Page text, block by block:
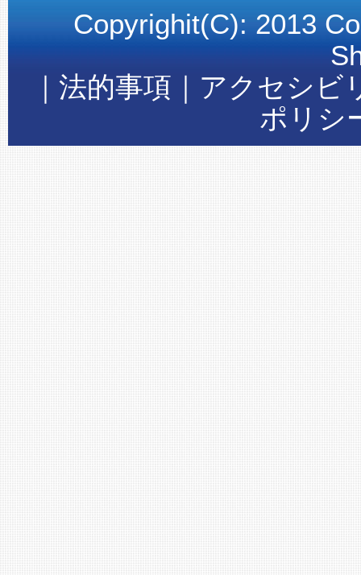
Copyrighit(C): 2013
｜法的事項｜アクセシ
ポリシ